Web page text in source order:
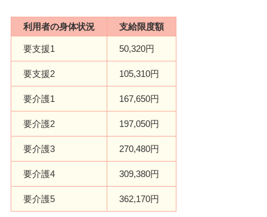
利用者の身体状況 支給限度額
要支援1 50,320円
要支援2 105,310円
要介護1 167,650円
要介護2 197,050円
要介護3 270,480円
要介護4 309,380円
要介護5 362,170円